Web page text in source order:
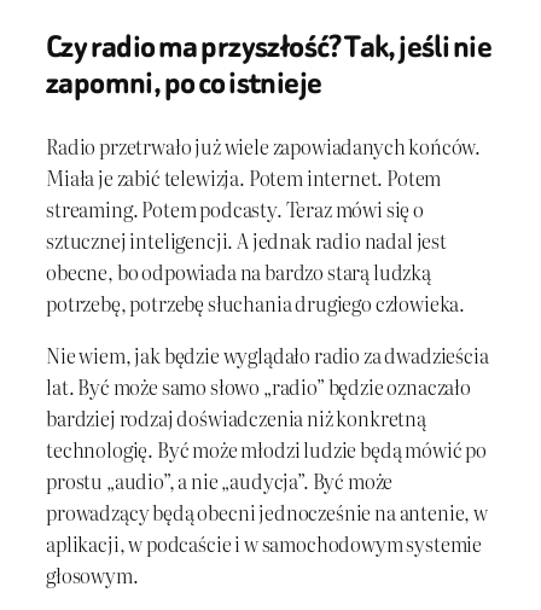
Czy radio ma przyszłość? Tak, jeśli nie
zapomni, po co istnieje
Radio przetrwało już wiele zapowiadanych końców.
Miała je zabić telewizja. Potem internet. Potem
streaming. Potem podcasty. Teraz mówi się o
sztucznej inteligencji. A jednak radio nadal jest
obecne, bo odpowiada na bardzo starą ludzką
potrzebę, potrzebę słuchania drugiego człowieka.
Nie wiem, jak będzie wyglądało radio za dwadzieścia
lat. Być może samo słowo „radio” będzie oznaczało
bardziej rodzaj doświadczenia niż konkretną
technologię. Być może młodzi ludzie będą mówić po
prostu „audio”, a nie „audycja”. Być może
prowadzący będą obecni jednocześnie na antenie, w
aplikacji, w podcaście i w samochodowym systemie
głosowym.